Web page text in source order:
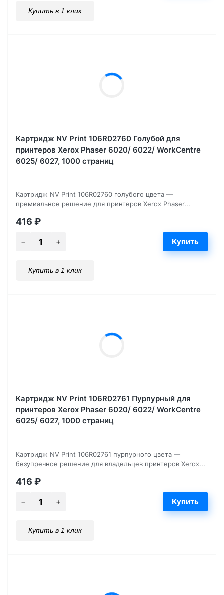
Купить в 1 клик
Картридж NV Print 106R02760 Голубой для
принтеров Xerox Phaser 6020/ 6022/ WorkCentre
6025/ 6027, 1000 страниц
Картридж NV Print 106R02760 голубого цвета —
премиальное решение для принтеров Xerox Phaser...
416 ₽
Купить в 1 клик
Картридж NV Print 106R02761 Пурпурный для
принтеров Xerox Phaser 6020/ 6022/ WorkCentre
6025/ 6027, 1000 страниц
Картридж NV Print 106R02761 пурпурного цвета —
безупречное решение для владельцев принтеров Xerox...
416 ₽
Купить в 1 клик